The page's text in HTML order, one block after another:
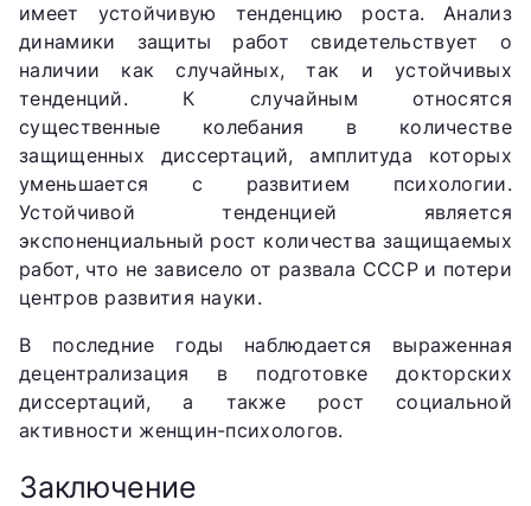
имеет устойчивую тенденцию роста. Анализ
динамики защиты работ свидетельствует о
наличии как случайных, так и устойчивых
тенденций. К случайным относятся
существенные колебания в количестве
защищенных диссертаций, амплитуда которых
уменьшается с развитием психологии.
Устойчивой тенденцией является
экспоненциальный рост количества защищаемых
работ, что не зависело от развала СССР и потери
центров развития науки.
В последние годы наблюдается выраженная
децентрализация в подготовке докторских
диссертаций, а также рост социальной
активности женщин-психологов.
Заключение